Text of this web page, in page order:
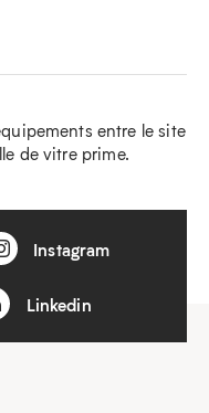
entre le site
de vitre prime.
Instagram
Linkedin